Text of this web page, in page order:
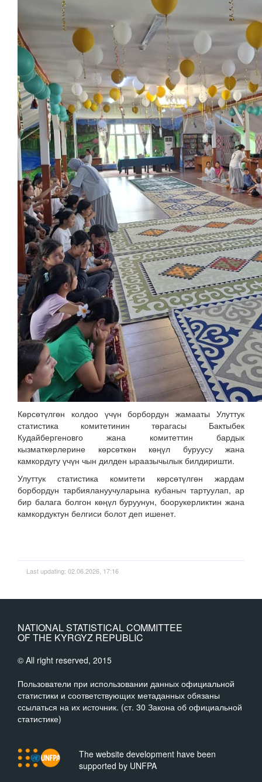
Көрсөтүлгөн колдоо үчүн борбордун жамааты Улуттук
статистика комитетинин төрагасы Бактыбек
Кудайбергеновго жана комитеттин бардык
кызматкерлерине көрсөткөн көңүл буруусу жана
камкордугу үчүн чын дилден ыраазычылык билдиришти.
Улуттук статистика комитети көрсөтүлгөн жардам
борбордун тарбиялануучуларына кубаныч тартуулап, ар
бир балага болгон көңүл буруунун, боорукерликтин жана
камкордуктун белгиси болот деп ишенет.
Last updating: 02.06.2026, 17:16
NATIONAL STATISTICAL COMMITTEE
OF THE KYRGYZ REPUBLIC
© All right reserved, 2015
Пользователи при использовании данных официальной
статистики и соответствующих метаданных обязаны
ссылаться на их источник. (ст. 30 Закона об официальной
статистике)
The website development have been
supported by UNFPA